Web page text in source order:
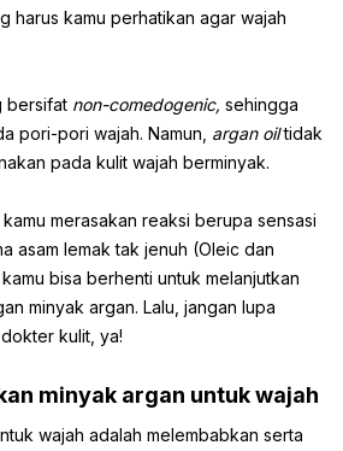
harus kamu perhatikan agar wajah
bersifat non-comedogenic, sehingga
pori-pori wajah. Namun, argan oiltidak
pada kulit wajah berminyak.
merasakan reaksi berupa sensasi
asam lemak tak jenuh (Oleic dan
bisa berhenti untuk melanjutkan
minyak argan. Lalu, jangan lupa
kulit, ya!
minyak argan untuk wajah
wajah adalah melembabkan serta